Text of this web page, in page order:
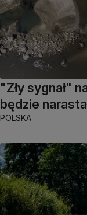
"Zły sygnał"
będzie
POLSKA